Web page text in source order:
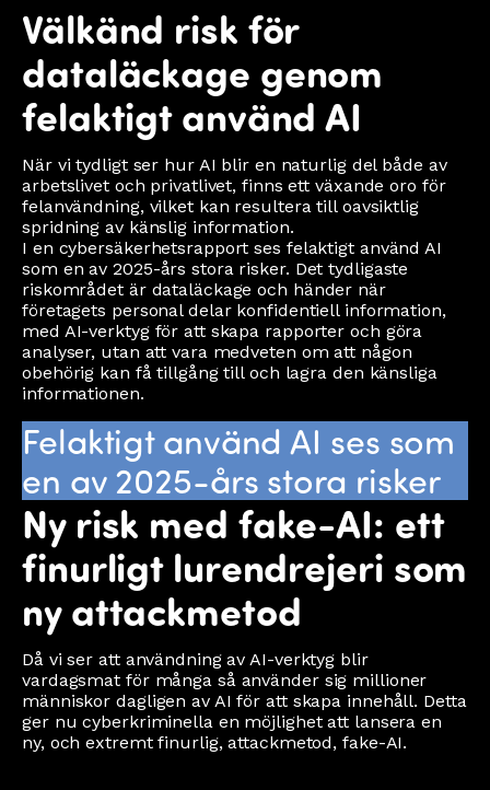
Välkänd risk för
dataläckage genom
felaktigt använd AI
När vi tydligt ser hur AI blir en naturlig del både av
arbetslivet och privatlivet, finns ett växande oro för
felanvändning, vilket kan resultera till oavsiktlig
spridning av känslig information.
I en cybersäkerhetsrapport ses felaktigt använd AI
som en av 2025-års stora risker. Det tydligaste
riskområdet är dataläckage och händer när
företagets personal delar konfidentiell information,
med AI-verktyg för att skapa rapporter och göra
analyser, utan att vara medveten om att någon
obehörig kan få tillgång till och lagra den känsliga
informationen.
Felaktigt använd AI ses som
en av 2025-års stora risker
Ny risk med fake-AI: ett
finurligt lurendrejeri som
ny attackmetod
Då vi ser att användning av AI-verktyg blir
vardagsmat för många så använder sig millioner
människor dagligen av AI för att skapa innehåll. Detta
ger nu cyberkriminella en möjlighet att lansera en
ny, och extremt finurlig, attackmetod, fake-AI.